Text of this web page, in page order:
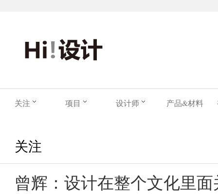
关注 项目 设计师 产品&材料
关注
曾辉：设计在整个文化里